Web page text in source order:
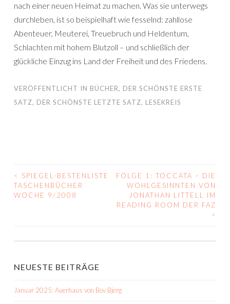
nach einer neuen Heimat zu machen. Was sie unterwegs
durchleben, ist so beispielhaft wie fesselnd: zahllose
Abenteuer, Meuterei, Treuebruch und Heldentum,
Schlachten mit hohem Blutzoll – und schließlich der
glückliche Einzug ins Land der Freiheit und des Friedens.
VERÖFFENTLICHT IN BÜCHER, DER SCHÖNSTE ERSTE
SATZ, DER SCHÖNSTE LETZTE SATZ, LESEKREIS
BEITRAGS-
NAVIGATION
<
SPIEGEL-BESTENLISTE
TASCHENBÜCHER
WOCHE 9/2008
FOLGE 1: TOCCATA – DIE
WOHLGESINNTEN VON
JONATHAN LITTELL IM
READING ROOM DER FAZ
>
NEUESTE BEITRÄGE
Januar 2025: Auerhaus von Bov Bjerg